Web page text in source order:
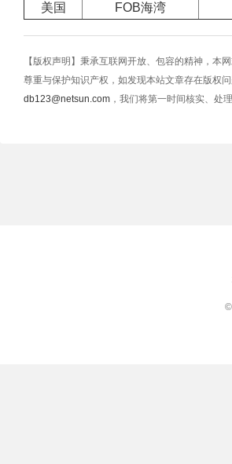
美国
FOB海湾
【版权声明】秉承互联网开放、包容的精神，本
尊重与保护知识产权，如发现本站文章存在版权
db123@netsun.com ，我们将第一时间核实、处理
©